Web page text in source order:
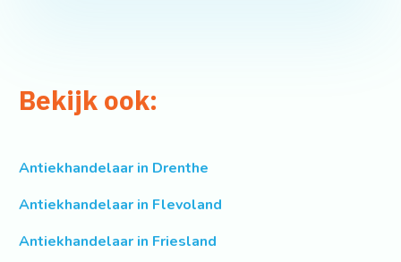
Bekijk ook:
Antiekhandelaar in Drenthe
Antiekhandelaar in Flevoland
Antiekhandelaar in Friesland